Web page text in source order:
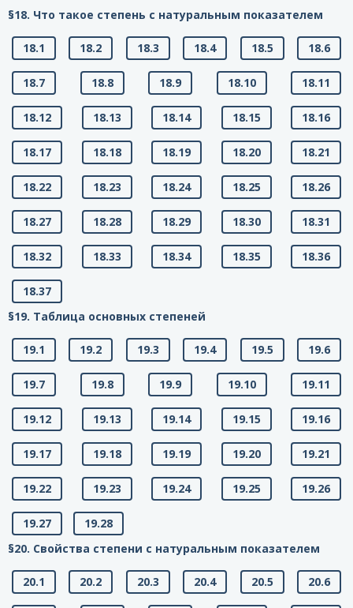
§18. Что такое степень с натуральным показателем
18.1 18.2 18.3 18.4 18.5 18.6
18.7 18.8 18.9 18.10 18.11
18.12 18.13 18.14 18.15 18.16
18.17 18.18 18.19 18.20 18.21
18.22 18.23 18.24 18.25 18.26
18.27 18.28 18.29 18.30 18.31
18.32 18.33 18.34 18.35 18.36
18.37
§19. Таблица основных степеней
19.1 19.2 19.3 19.4 19.5 19.6
19.7 19.8 19.9 19.10 19.11
19.12 19.13 19.14 19.15 19.16
19.17 19.18 19.19 19.20 19.21
19.22 19.23 19.24 19.25 19.26
19.27
19.28
§20. Свойства степени с натуральным показателем
20.1 20.2 20.3 20.4 20.5 20.6